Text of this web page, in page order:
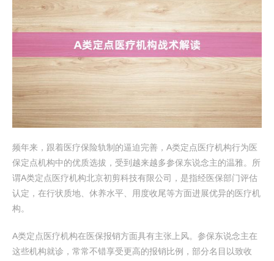
频年来，跟着医疗保险轨制的逼迫完善，A类定点医疗机构行为医
保定点机构中的优质选拔，受到越来越多参保东说念主的温雅。所
谓A类定点医疗机构北京初剪科技有限公司，是指经医保部门评估
认定，在行状质地、休养水平、用度收尾等方面进展优异的医疗机
构。
A类定点医疗机构在医保报销方面具有主张上风。参保东说念主在
这些机构就诊，常常不错享受更高的报销比例，部分名目以致收